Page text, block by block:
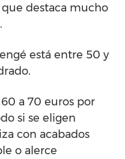
destaca mucho
está entre 50 y
a 70 euros por
si se eligen
con acabados
o alerce